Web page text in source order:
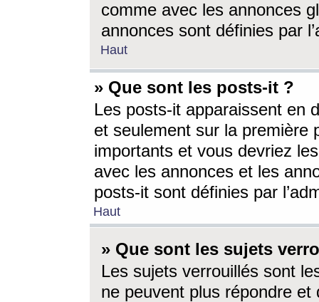
comme avec les annonces
annonces sont définies par
Haut
» Que sont les posts-it ?
Les posts-it apparaissent en
et seulement sur la première
importants et vous devriez
avec les annonces et les
posts-it sont définies par
Haut
» Que sont les sujets
Les sujets verrouillés sont
ne peuvent plus répondre